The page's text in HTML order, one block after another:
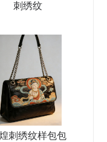
刺绣纹
刺绣纹样包包